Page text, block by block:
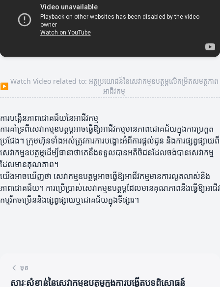
▶
Watch Video related to: អត្ថប្រយោជន៍នៃសេវាកម្មឧបត្ថម្ភលើកម្រិតសមត្ថភាព
អាជីវកម្ម
ការបង្កើនភាពជោគជ័យនៃអាជីវកម្ម
ការគាំទ្រពីសេវាកម្មឧបត្ថម្ភអាចធ្វើឱ្យអាជីវកម្មមានភាពជោគជ័យក្នុងការប្រកួត
ប្រជែង។ ក្រុមហ៊ុនទាំងអស់ត្រូវការការបង្ហោះអំពីការផ្តល់ជូន និងការផ្សព្វផ្សាយពី
សេវាកម្មឧបត្ថម្ភដើម្បីធានាថាគេនឹងទទួលបានអតិថិជនដែលចង់បានសេវាកម្ម
ដែលមានគុណភាព។
យើងអាចឃើញថា សេវាកម្មឧបត្ថម្ភអាចធ្វើឱ្យអាជីវកម្មមានការលូតលាស់និង
ភាពជោគជ័យ។ ការប្រើប្រាស់សេវាកម្មឧបត្ថម្ភដែលមានគុណភាពនឹងធ្វើឱ្យអាជីវ
កម្មរីកចម្រើននិងផ្សព្វផ្សាយឬជោគជ័យក្នុងទីផ្សារ។
មុន
សារៈសំខាន់នៃសេវាកម្មឧបត្ថម្ភក្នុងការបង្កើតបទពិសោធន៍